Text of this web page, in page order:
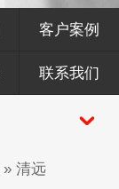
客户案例
联系我们
清远